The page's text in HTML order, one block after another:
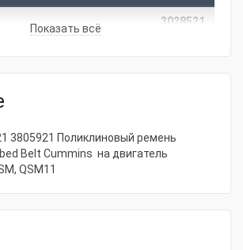
3028521
Показать всё
3805921 Поликлиновый ремень
Belt Cummins на двигатель
QSM11